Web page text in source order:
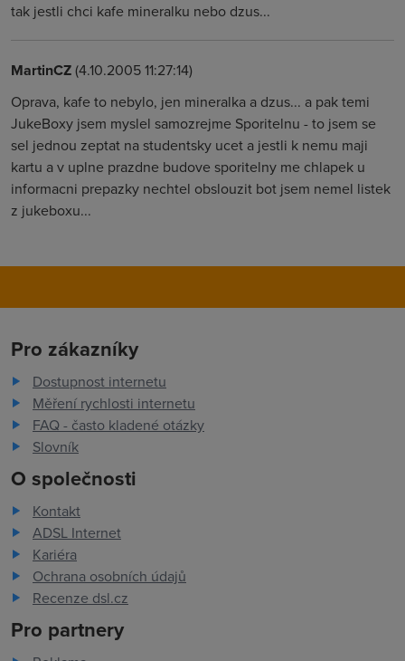
tak jestli chci kafe mineralku nebo dzus...
MartinCZ(4.10.2005 11:27:14)
Oprava, kafe to nebylo, jen mineralka a dzus... a pak temi
JukeBoxy jsem myslel samozrejme Sporitelnu - to jsem se
sel jednou zeptat na studentsky ucet a jestli k nemu maji
kartu a v uplne prazdne budove sporitelny me chlapek u
informacni prepazky nechtel obslouzit bot jsem nemel listek
z jukeboxu...
Pro zákazníky
Dostupnost internetu
Měření rychlosti internetu
FAQ - často kladené otázky
Slovník
O společnosti
Kontakt
ADSL Internet
Kariéra
Ochrana osobních údajů
Recenze dsl.cz
Pro partnery